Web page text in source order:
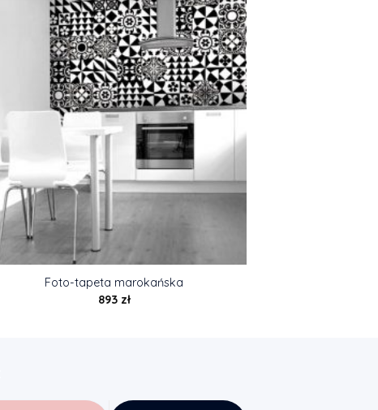
Foto-tapeta marokańska
893 zł